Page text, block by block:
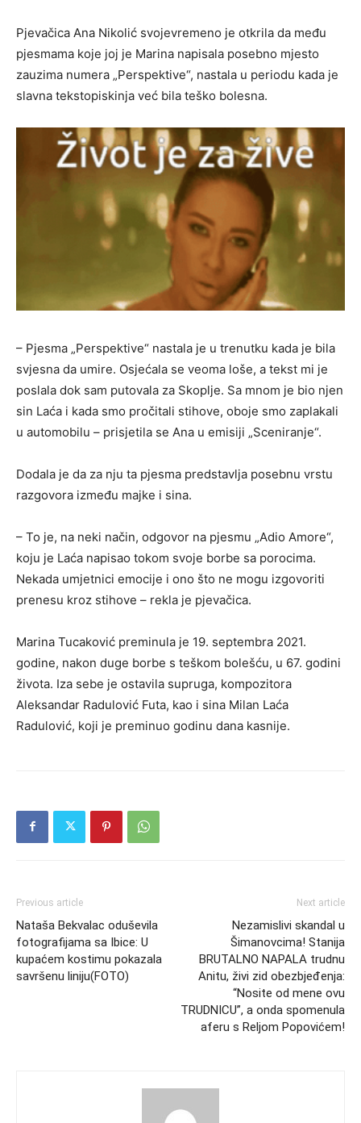
Pjevačica Ana Nikolić svojevremeno je otkrila da među
pjesmama koje joj je Marina napisala posebno mjesto
zauzima numera „Perspektive“, nastala u periodu kada je
slavna tekstopiskinja već bila teško bolesna.
– Pjesma „Perspektive“ nastala je u trenutku kada je bila
svjesna da umire. Osjećala se veoma loše, a tekst mi je
poslala dok sam putovala za Skoplje. Sa mnom je bio njen
sin Laća i kada smo pročitali stihove, oboje smo zaplakali
u automobilu – prisjetila se Ana u emisiji „Sceniranje“.
Dodala je da za nju ta pjesma predstavlja posebnu vrstu
razgovora između majke i sina.
– To je, na neki način, odgovor na pjesmu „Adio Amore“,
koju je Laća napisao tokom svoje borbe sa porocima.
Nekada umjetnici emocije i ono što ne mogu izgovoriti
prenesu kroz stihove – rekla je pjevačica.
Marina Tucaković preminula je 19. septembra 2021.
godine, nakon duge borbe s teškom bolešću, u 67. godini
života. Iza sebe je ostavila supruga, kompozitora
Aleksandar Radulović Futa, kao i sina Milan Laća
Radulović, koji je preminuo godinu dana kasnije.
Previous article
Nataša Bekvalac oduševila
fotografijama sa Ibice: U
kupaćem kostimu pokazala
savršenu liniju(FOTO)
Next article
Nezamislivi skandal u
Šimanovcima! Stanija
BRUTALNO NAPALA trudnu
Anitu, živi zid obezbjeđenja:
“Nosite od mene ovu
TRUDNICU”, a onda spomenula
aferu s Reljom Popovićem!